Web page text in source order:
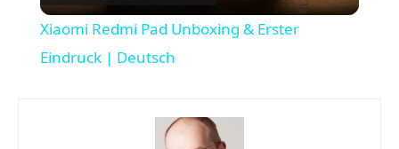
y
Xiaomi Redmi Pad Unboxing & Erster
Eindruck | Deutsch